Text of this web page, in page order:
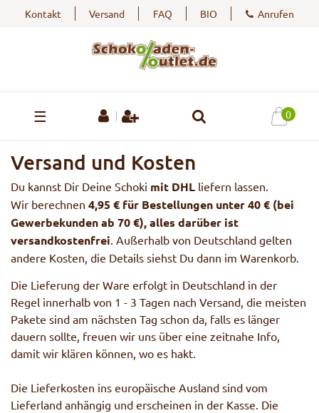
Kontakt Versand FAQ BIO Anrufen
☰ 0
Versand und Kosten
Du kannst Dir Deine Schoki mit DHL liefern lassen.
Wir berechnen 4,95 € für Bestellungen unter 40 € (bei
Gewerbekunden ab 70 €), alles darüber ist
versandkostenfrei. Außerhalb von Deutschland gelten
andere Kosten, die Details siehst Du dann im Warenkorb.
Die Lieferung der Ware erfolgt in Deutschland in der
Regel innerhalb von 1 - 3 Tagen nach Versand, die meisten
Pakete sind am nächsten Tag schon da, falls es länger
dauern sollte, freuen wir uns über eine zeitnahe Info,
damit wir klären können, wo es hakt.
Die Lieferkosten ins europäische Ausland sind vom
Lieferland anhängig und erscheinen in der Kasse. Die